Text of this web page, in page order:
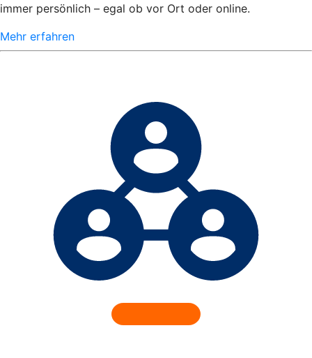
immer persönlich – egal ob vor Ort oder online.
Mehr erfahren